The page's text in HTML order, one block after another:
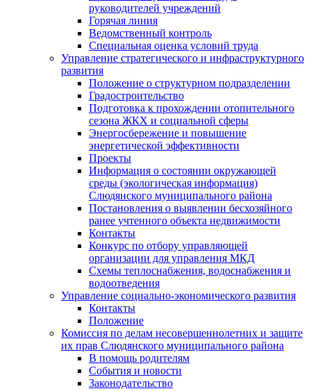
руководителей учреждений
Горячая линия
Ведомственный контроль
Специальная оценка условий труда
Управление стратегического и инфраструктурного
развития
Положение о структурном подразделении
Градостроительство
Подготовка к прохождении отопительного
сезона ЖКХ и социальной сферы
Энергосбережение и повышение
энергетической эффективности
Проекты
Информация о состоянии окружающей
среды (экологическая информация)
Слюдянского муниципального района
Постановления о выявлении бесхозяйного
ранее учтенного объекта недвижимости
Контакты
Конкурс по отбору управляющей
организации для управления МКД
Схемы теплоснабжения, водоснабжения и
водоотведения
Управление социально-экономического развития
Контакты
Положение
Комиссия по делам несовершеннолетних и защите
их прав Слюдянского муниципального района
В помощь родителям
События и новости
Законодательство